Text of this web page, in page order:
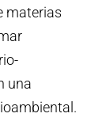
materias
una